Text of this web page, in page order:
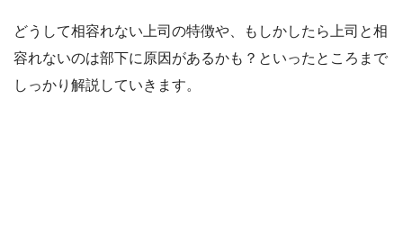
どうして相容れない上司の特徴や、もしかしたら上司と相
容れないのは部下に原因があるかも？といったところまで
しっかり解説していきます。